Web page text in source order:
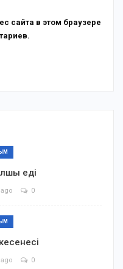
сайта в этом браузере
еді
0
0